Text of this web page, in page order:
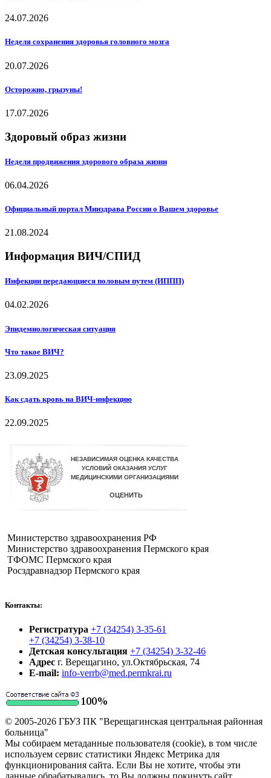
24.07.2026
Неделя сохранения здоровья головного мозга
20.07.2026
Осторожно, грызуны!
17.07.2026
Здоровый образ жизни
Неделя продвижения здорового образа жизни
06.04.2026
Официальный портал Минздрава России о Вашем здоровье
21.08.2024
Информация ВИЧ/СПИД
Инфекции передающиеся половым путем (ИППП)
04.02.2026
Эпидемиологическая ситуация
Что такое ВИЧ?
23.09.2025
Как сдать кровь на ВИЧ-инфекцию
22.09.2025
Министерство здравоохранения РФ
Министерство здравоохранения Пермского края
ТФОМС Пермского края
Росздравнадзор Пермского края
Контакты:
Регистратура +7 (34254) 3-35-61
+7 (34254) 3-38-10
Детская консультация +7 (34254) 3-32-46
Адрес г. Верещагино, ул.Октябрьская, 74
E-mail: info-verrb@med.permkrai.ru
© 2005-2026 ГБУЗ ПК "Верещагинская центральная районная
больница"
Мы собираем метаданные пользователя (cookie), в том числе
используем сервис статистики Яндекс Метрика для
функционирования сайта. Если Вы не хотите, чтобы эти
данные обрабатывались, то Вы должны покинуть сайт.